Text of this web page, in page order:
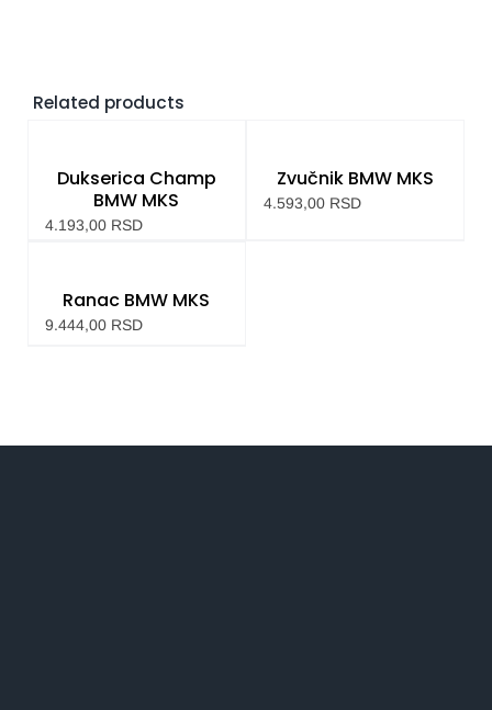
Related products
Dukserica Champ
BMW MKS
4.193,00 RSD
Zvučnik BMW MKS
4.593,00 RSD
Ranac BMW MKS
9.444,00 RSD